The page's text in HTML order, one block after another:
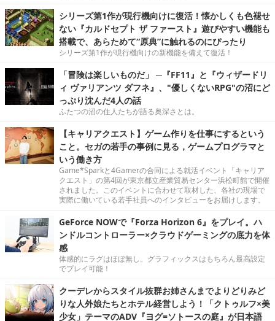
シリーズ第1作が現行機向けに復活！懐かしくも色褪せ
ない『カルドセプト ザ ファースト』遊びやすい機能も
搭載で、あらためて“原典”に触れるのにぴったり
シリーズ第1作が現行機向けの新機能を備えて復活！
「冒険は楽しいものだ」 ─『FF11』と『ウィザードリ
ィ ヴァリアンツ ダフネ』、"優しくないRPG"の沼にど
っぷり沈んだ4人の話
ふたつの沼の住人たちが語る奥深さとは。
【キャリアクエスト】ゲーム作りを仕事にするという
こと。セガの若手の事例に見る，ゲームプログラマと
いう働き方
Game*Sparkと4Gamerの合同による就活イベント「キャリア
クエスト」の第4回が東京都立産業貿易センター浜松町館で開催
されました。このイベントに合わせて取材した、各社の現場で
実際に働いている若手社員へのインタビューをお届けします。
GeForce NOWで『Forza Horizon 6』をプレイ。ハ
ンドルコントローラー×クラウドゲーミングの底力を体
感
体感的にラグはほぼ無し。グラフィックスはもちろん最高設定
でプレイ可能！
クーデレからスタイル抜群お姉さんまでよりどりみど
りな人外娘たちとホテル経営しよう！「クトゥルフ×美
少女」テーマのADV『ヨグ=ソトースの庭』が日本語